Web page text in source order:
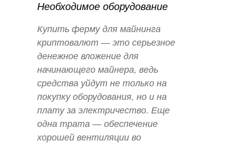
Необходимое оборудование
Купить ферму для майнинга
криптовалют — это серьезное
денежное вложение для
начинающего майнера, ведь
средства уйдут не только на
покупку оборудования, но и на
плату за электричество. Еще
одна трата — обеспечение
хорошей вентиляции во